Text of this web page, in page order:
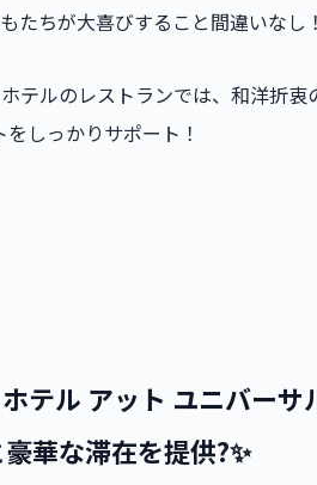
たちが大喜びすること間違いなし！
テルのレストランでは、和洋折
しっかりサポート！
テル アット ユニバー
華な滞在を提供?️✨